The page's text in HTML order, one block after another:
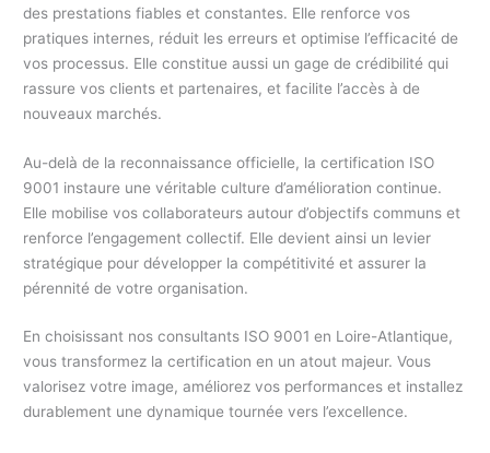
des prestations fiables et constantes. Elle renforce vos
pratiques internes, réduit les erreurs et optimise l’efficacité de
vos processus. Elle constitue aussi un gage de crédibilité qui
rassure vos clients et partenaires, et facilite l’accès à de
nouveaux marchés.
Au-delà de la reconnaissance officielle, la certification ISO
9001 instaure une véritable culture d’amélioration continue.
Elle mobilise vos collaborateurs autour d’objectifs communs et
renforce l’engagement collectif. Elle devient ainsi un levier
stratégique pour développer la compétitivité et assurer la
pérennité de votre organisation.
En choisissant nos consultants ISO 9001 en Loire-Atlantique,
vous transformez la certification en un atout majeur. Vous
valorisez votre image, améliorez vos performances et installez
durablement une dynamique tournée vers l’excellence.